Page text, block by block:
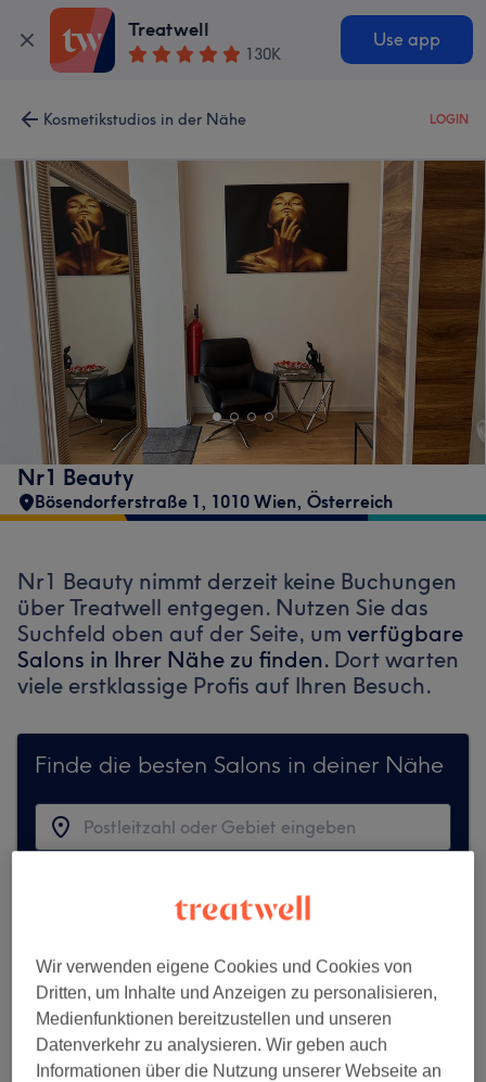
Treatwell
130K
Use app
Kosmetikstudios in der Nähe LOGIN
Nr1 Beauty
Bösendorferstraße 1, 1010 Wien, Österreich
Nr1 Beauty nimmt derzeit keine Buchungen
über Treatwell entgegen. Nutzen Sie das
Suchfeld oben auf der Seite, um verfügbare
Salons in Ihrer Nähe zu finden. Dort warten
viele erstklassige Profis auf Ihren Besuch.
Finde die besten Salons in deiner Nähe
Auf Treatwell finden
Wir verwenden eigene Cookies und Cookies von
Dritten, um Inhalte und Anzeigen zu personalisieren,
Medienfunktionen bereitzustellen und unseren
Datenverkehr zu analysieren. Wir geben auch
Informationen über die Nutzung unserer Webseite an